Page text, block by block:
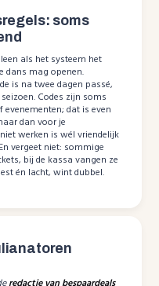
soms
als het systeem het
dans mag openen.
is na twee dagen passé,
Codes zijn soms
evenementen; dat is even
dan voor je
werken is wél vriendelijk
vergeet niet: sommige
bij de kassa vangen ze
én lacht, wint dubbel.